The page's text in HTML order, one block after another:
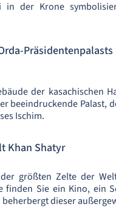
in der Krone
Präsidentenpalasts
der kasachischen
beeindruckende Palast,
Ischim.
Khan Shatyr
größten Zelte der
finden Sie ein Kino, ein
dieser